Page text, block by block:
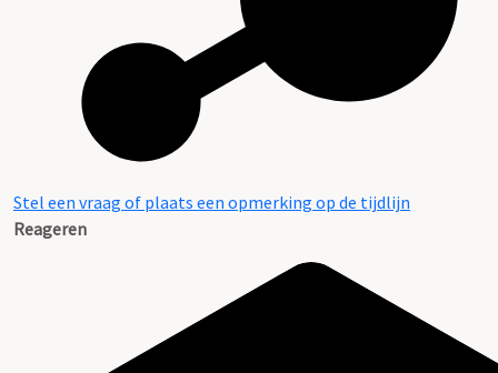
Stel een vraag of plaats een opmerking op de tijdlijn
Reageren